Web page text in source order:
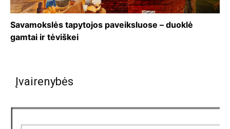
Savamokslės tapytojos paveiksluose – duoklė
gamtai ir tėviškei
Įvairenybės